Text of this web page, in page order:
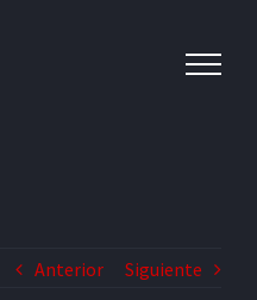
Anterior Siguiente